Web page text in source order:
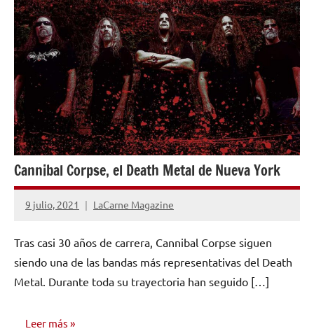
INVESTIGACIÓN
MUSICAL
Cannibal Corpse, el Death Metal de Nueva York
9 julio, 2021 LaCarne Magazine
No
comentarios
Tras casi 30 años de carrera, Cannibal Corpse siguen
siendo una de las bandas más representativas del Death
Metal. Durante toda su trayectoria han seguido […]
Leer más